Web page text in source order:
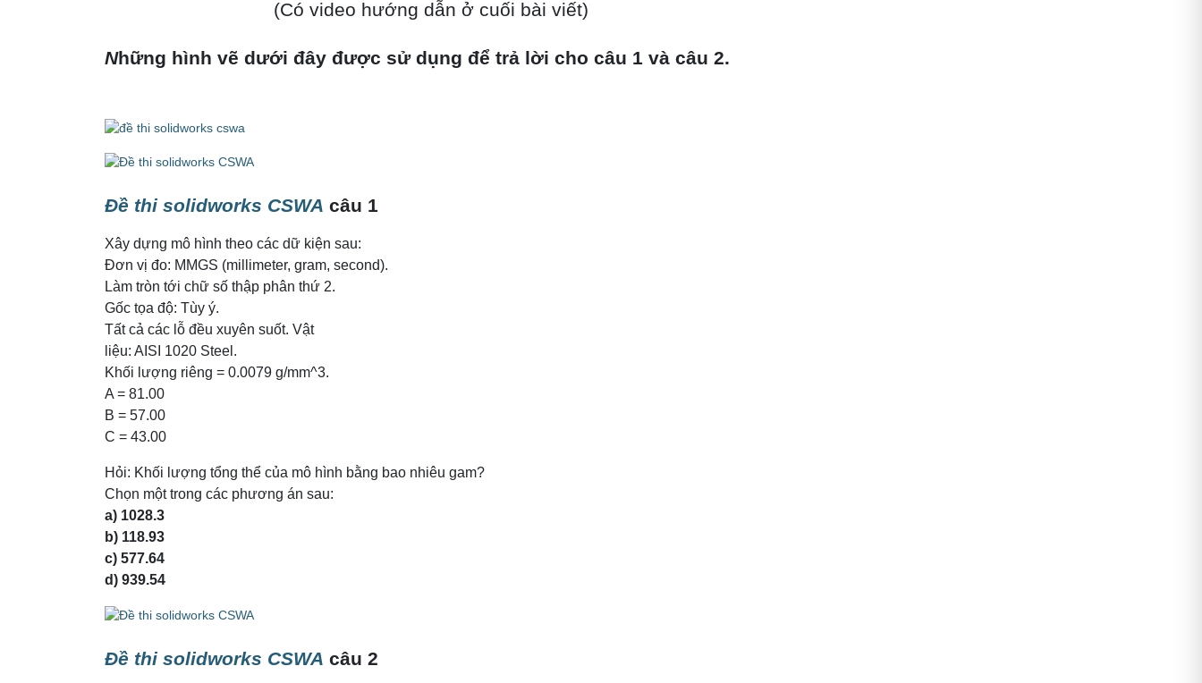
(Có video hướng dẫn ở cuối bài viết)
Những hình vẽ dưới đây được sử dụng để trả lời cho câu 1 và câu 2.
Đề thi solidworks CSWA câu 1
Xây dựng mô hình theo các dữ kiện sau:
Đơn vị đo: MMGS (millimeter, gram, second).
Làm tròn tới chữ số thập phân thứ 2.
Gốc tọa độ: Tùy ý.
Tất cả các lỗ đều xuyên suốt. Vật
liệu: AISI 1020 Steel.
Khối lượng riêng = 0.0079 g/mm^3.
A = 81.00
B = 57.00
C = 43.00
Hỏi: Khối lượng tổng thể của mô hình bằng bao nhiêu gam?
Chọn một trong các phương án sau:
a) 1028.3
b) 118.93
c) 577.64
d) 939.54
Đề thi solidworks CSWA câu 2